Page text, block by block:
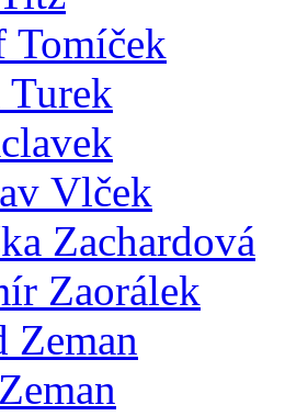
Tomíček
Turek
Vlček
Zachardová
Zaorálek
Zeman